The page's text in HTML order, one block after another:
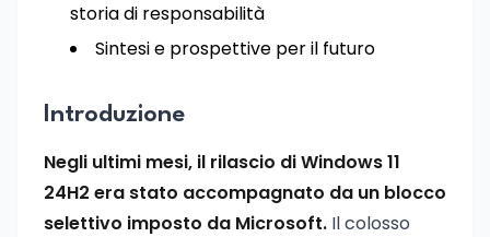
storia di responsabilità
Sintesi e prospettive per il futuro
Introduzione
Negli ultimi mesi, il rilascio di Windows 11
24H2 era stato accompagnato da un blocco
selettivo imposto da Microsoft. Il colosso